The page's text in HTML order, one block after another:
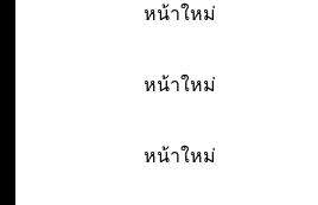
หน้าใหม่
หน้าใหม่
หน้าใหม่